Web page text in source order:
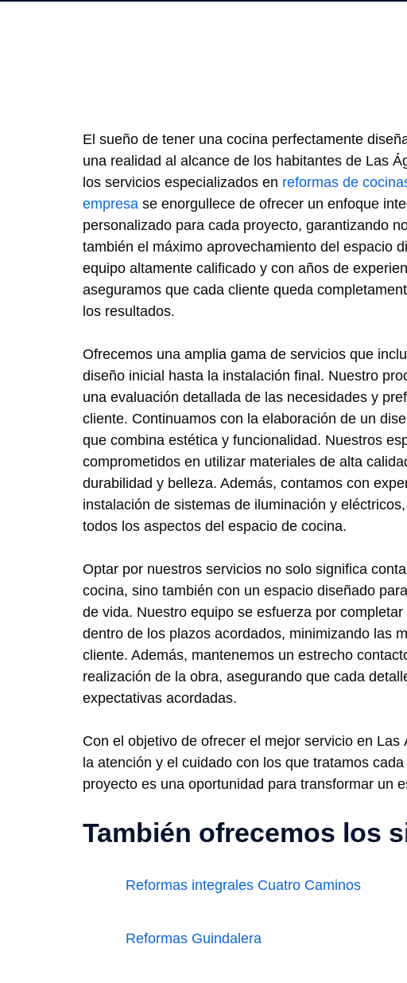
El sueño de tener una cocina perfectamente
una realidad al alcance de los habitantes de Las
los servicios especializados en reformas de
empresa se enorgullece de ofrecer un enfoque
personalizado para cada proyecto, garantizando
también el máximo aprovechamiento del espacio
equipo altamente calificado y con años de
aseguramos que cada cliente queda
los resultados.
Ofrecemos una amplia gama de servicios que
diseño inicial hasta la instalación final. Nuestro
una evaluación detallada de las necesidades y
cliente. Continuamos con la elaboración de un
que combina estética y funcionalidad. Nuestros
comprometidos en utilizar materiales de alta
durabilidad y belleza. Además, contamos con
instalación de sistemas de iluminación y
todos los aspectos del espacio de cocina.
Optar por nuestros servicios no solo significa
cocina, sino también con un espacio diseñado
de vida. Nuestro equipo se esfuerza por
dentro de los plazos acordados, minimizando las
cliente. Además, mantenemos un estrecho
realización de la obra, asegurando que cada
expectativas acordadas.
Con el objetivo de ofrecer el mejor servicio en
la atención y el cuidado con los que tratamos
proyecto es una oportunidad para transformar un
También ofrecemos los
Reformas integrales Cuatro Caminos
Reformas Guindalera